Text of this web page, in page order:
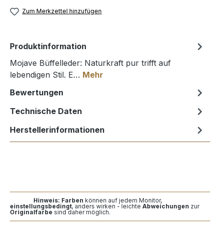
Zum Merkzettel hinzufügen
Produktinformation
Mojave Büffelleder: Naturkraft pur trifft auf
lebendigen Stil. E… Mehr
Bewertungen
Technische Daten
Herstellerinformationen
Hinweis: Farben können auf jedem Monitor,
einstellungsbedingt, anders wirken - leichte Abweichungen zur
Originalfarbe sind daher möglich.